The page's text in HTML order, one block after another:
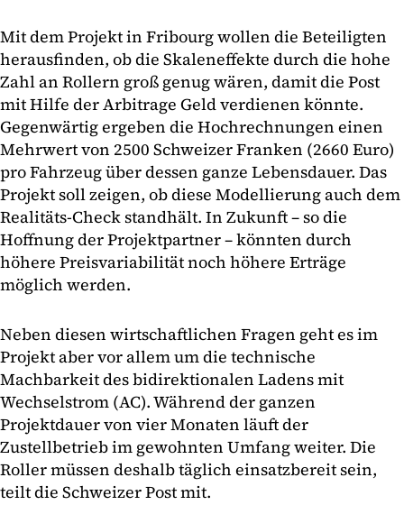
Mit dem Projekt in Fribourg wollen die Beteiligten
herausfinden, ob die Skaleneffekte durch die hohe
Zahl an Rollern groß genug wären, damit die Post
mit Hilfe der Arbitrage Geld verdienen könnte.
Gegenwärtig ergeben die Hochrechnungen einen
Mehrwert von 2500 Schweizer Franken (2660 Euro)
pro Fahrzeug über dessen ganze Lebensdauer. Das
Projekt soll zeigen, ob diese Modellierung auch dem
Realitäts-Check standhält. In Zukunft – so die
Hoffnung der Projektpartner – könnten durch
höhere Preisvariabilität noch höhere Erträge
möglich werden.
Neben diesen wirtschaftlichen Fragen geht es im
Projekt aber vor allem um die technische
Machbarkeit des bidirektionalen Ladens mit
Wechselstrom (AC). Während der ganzen
Projektdauer von vier Monaten läuft der
Zustellbetrieb im gewohnten Umfang weiter. Die
Roller müssen deshalb täglich einsatzbereit sein,
teilt die Schweizer Post mit.